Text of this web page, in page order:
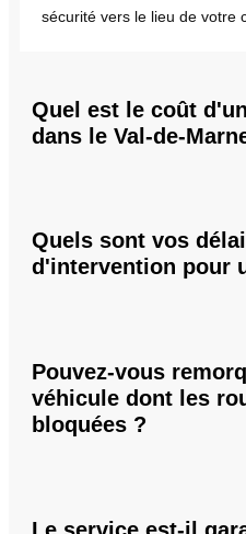
sécurité vers le lieu de votre
Quel est le coût
dans le Val-de-
Quels sont vos
d'intervention pour
Pouvez-vous
véhicule dont les
bloquées ?